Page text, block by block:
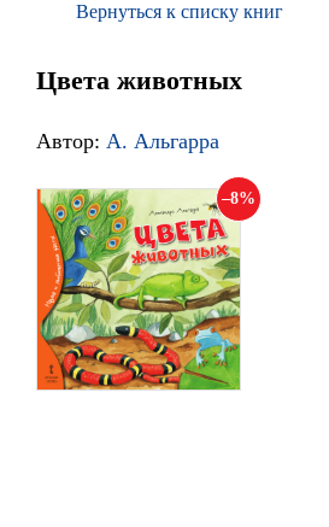
Вернуться к списку книг
Цвета животных
Автор: А. Альгарра
8